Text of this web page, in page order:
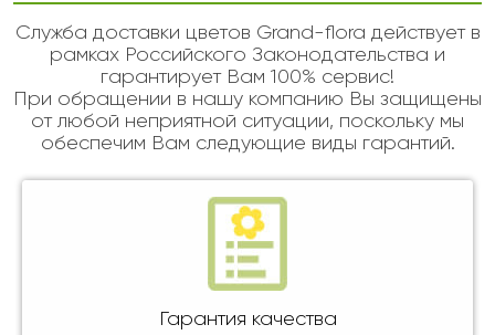
Служба доставки цветов Grand-flora действует в
рамках Российского Законодательства и
гарантирует Вам 100% сервис!
При обращении в нашу компанию Вы защищены
от любой неприятной ситуации, поскольку мы
обеспечим Вам следующие виды гарантий.
Гарантия качества